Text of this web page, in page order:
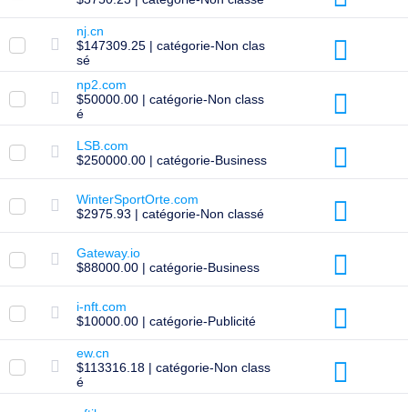
Sécurité
Domaine
Gestion
de
Domaines
API
Secondaire
Gérez
votre
portefeuille
Explorer
Recherche
de
marché
secondaire
Toutes
les
enchères
de
domaines
nj.cn
$147309.25 | catégorie-Non clas
sé
np2.com
$50000.00 | catégorie-Non class
é
LSB.com
$250000.00 | catégorie-Business
WinterSportOrte.com
$2975.93 | catégorie-Non classé
Gateway.io
$88000.00 | catégorie-Business
i-nft.com
$10000.00 | catégorie-Publicité
ew.cn
$113316.18 | catégorie-Non class
é